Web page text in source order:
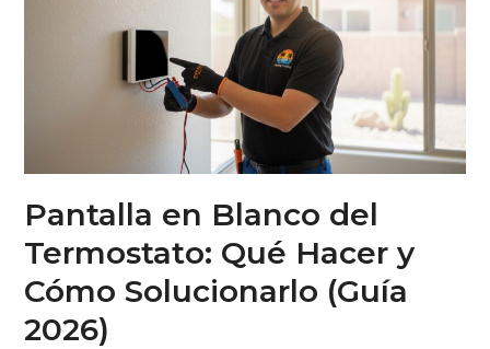
Pantalla en Blanco del
Termostato: Qué Hacer y
Cómo Solucionarlo (Guía
2026)